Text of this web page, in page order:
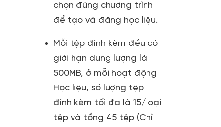
chọn đúng chương trình
để tạo và đăng học liệu.
Mỗi tệp đính kèm đều có
giới hạn dung lượng là
500MB, ở mỗi hoạt động
Học liệu, số lượng tệp
đính kèm tối đa là 15/loại
tệp và tổng 45 tệp (Chỉ